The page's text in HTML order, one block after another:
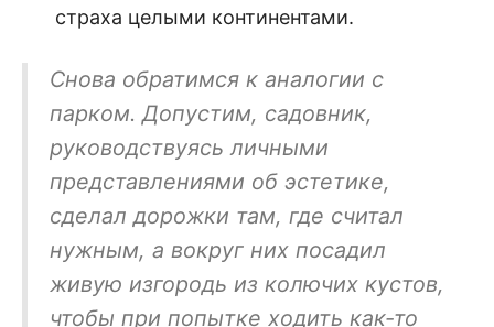
страха целыми континентами.
Снова обратимся к аналогии с
парком. Допустим, садовник,
руководствуясь личными
представлениями об эстетике,
сделал дорожки там, где считал
нужным, а вокруг них посадил
живую изгородь из колючих кустов,
чтобы при попытке ходить как-то